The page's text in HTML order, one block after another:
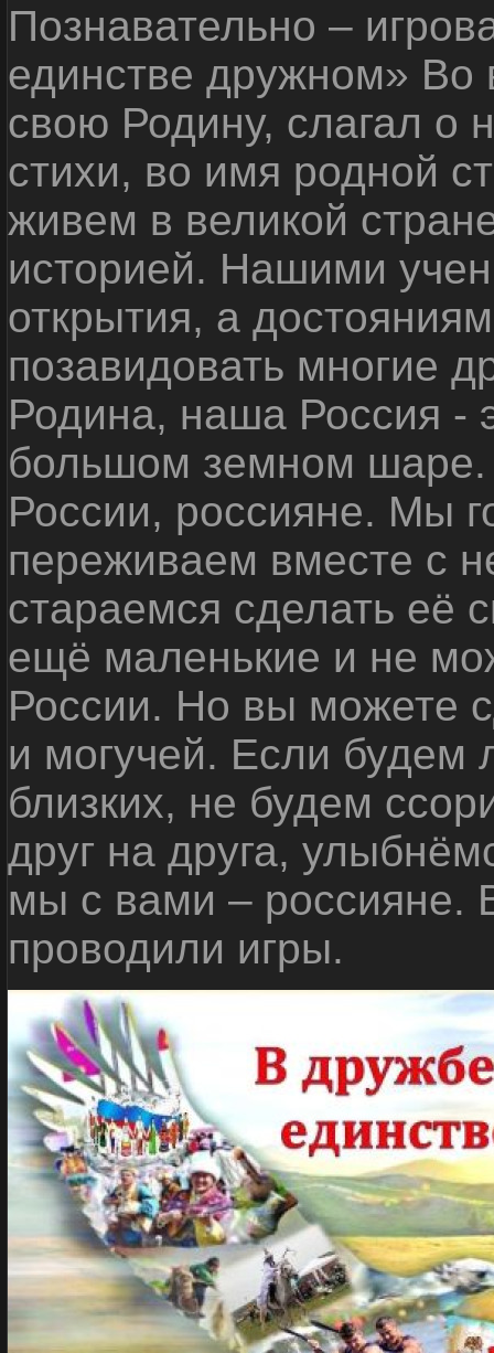
Познавательно –
единстве дружном»
свою Родину, слагал о
стихи, во имя родной
живем в великой
историей. Нашими
открытия, а
позавидовать многие
Родина, наша Россия -
большом земном
России, россияне. Мы
переживаем вместе с
стараемся сделать её
ещё маленькие и не
России. Но вы можете
и могучей. Если будем
близких, не будем
друг на друга,
мы с вами – россияне.
проводили игры.